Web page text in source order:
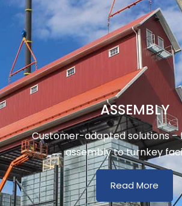
ASSEMBLY
Customer-adapted solutions
assembly to turnkey
Read More